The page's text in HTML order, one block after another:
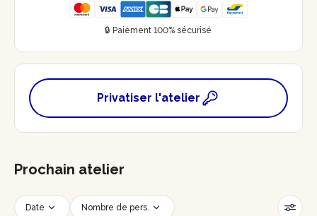
🔒 Paiement 100% sécurisé
Privatiser l'atelier
Prochain atelier
Date Nombre de pers.